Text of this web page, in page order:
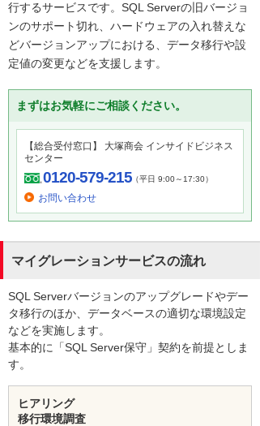
行するサービスです。SQL Serverの旧バージョ
ンのサポート切れ、ハードウェアの入れ替えな
どバージョンアップにおける、データ移行や設
定値の変更などを支援します。
まずはお気軽にご相談ください。
【総合受付窓口】 大塚商会 インサイドビジネス
センター
0120-579-215（平日 9:00～17:30）
お問い合わせ
マイグレーションサービスの流れ
SQL Serverバージョンのアップグレードやデー
タ移行のほか、データベースの適切な環境設定
などを実施します。
基本的に「SQL Server保守」契約を前提としま
す。
ヒアリング
移行環境調査